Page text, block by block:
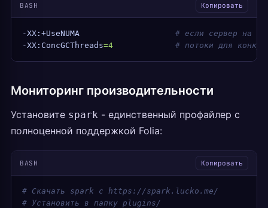
BASH Копировать
-XX:+UseNUMA
# если сервер на
-XX:ConcGCThreads=4
# потоки для
Мониторинг производительности
Установите spark - единственный профайлер с
полноценной поддержкой Folia:
BASH Копировать
# Скачать spark с https://spark.lucko.me/
# Установить в папку plugins/